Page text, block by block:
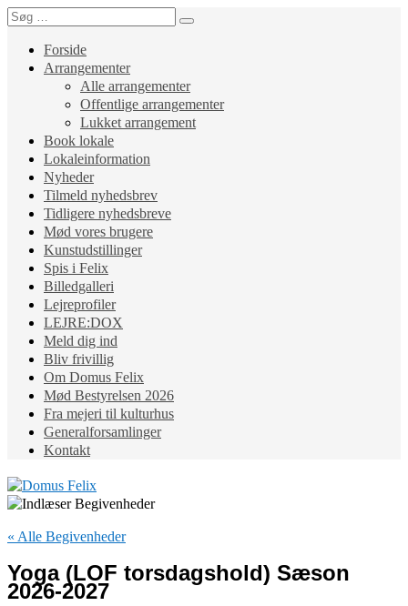
Forside
Arrangementer
Alle arrangementer
Offentlige arrangementer
Lukket arrangement
Book lokale
Lokaleinformation
Nyheder
Tilmeld nyhedsbrev
Tidligere nyhedsbreve
Mød vores brugere
Kunstudstillinger
Spis i Felix
Billedgalleri
Lejreprofiler
LEJRE:DOX
Meld dig ind
Bliv frivillig
Om Domus Felix
Mød Bestyrelsen 2026
Fra mejeri til kulturhus
Generalforsamlinger
Kontakt
« Alle Begivenheder
Yoga (LOF torsdagshold) Sæson
2026-2027